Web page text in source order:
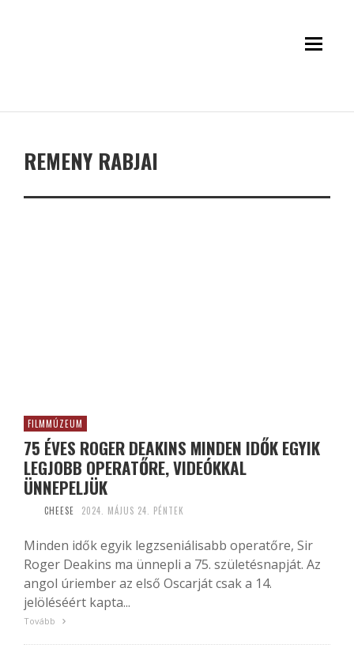
REMENY RABJAI
FILMMÚZEUM
75 ÉVES ROGER DEAKINS MINDEN IDŐK EGYIK
LEGJOBB OPERATŐRE, VIDEÓKKAL
ÜNNEPELJÜK
CHEESE 2024. MÁJUS 24. PÉNTEK
Minden idők egyik legzseniálisabb operatőre, Sir
Roger Deakins ma ünnepli a 75. születésnapját. Az
angol úriember az első Oscarját csak a 14.
jelöléséért kapta...
Tovább